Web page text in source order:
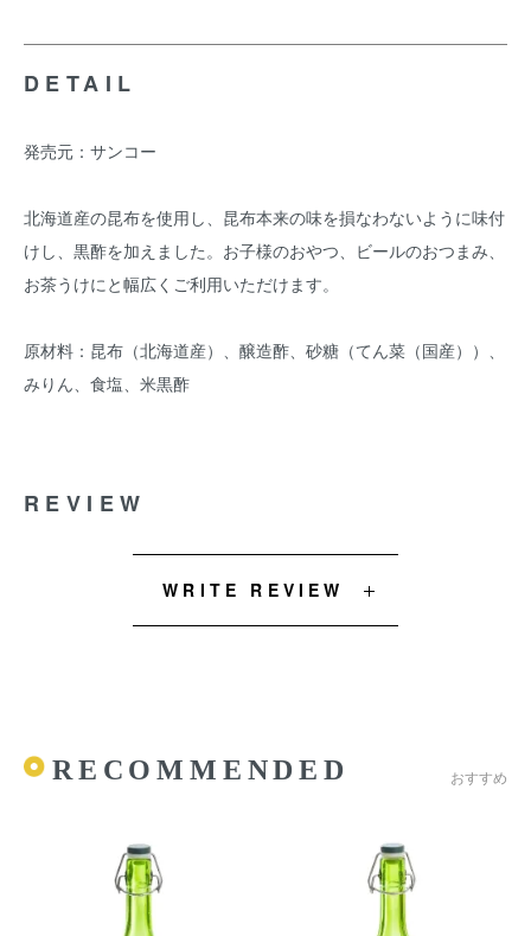
DETAIL
発売元：サンコー
北海道産の昆布を使用し、昆布本来の味を損なわないように味付
けし、黒酢を加えました。お子様のおやつ、ビールのおつまみ、
お茶うけにと幅広くご利用いただけます。
原材料：昆布（北海道産）、醸造酢、砂糖（てん菜（国産））、
みりん、食塩、米黒酢
REVIEW
WRITE REVIEW
RECOMMENDED おすすめ